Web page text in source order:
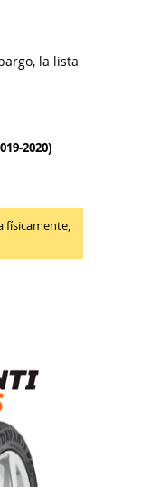
la lista
2020)
físicamente,